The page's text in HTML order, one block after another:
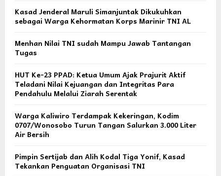
Kasad Jenderal Maruli Simanjuntak Dikukuhkan
sebagai Warga Kehormatan Korps Marinir TNI AL
Menhan Nilai TNI sudah Mampu Jawab Tantangan
Tugas
HUT Ke-23 PPAD: Ketua Umum Ajak Prajurit Aktif
Teladani Nilai Kejuangan dan Integritas Para
Pendahulu Melalui Ziarah Serentak
Warga Kaliwiro Terdampak Kekeringan, Kodim
0707/Wonosobo Turun Tangan Salurkan 3.000 Liter
Air Bersih
Pimpin Sertijab dan Alih Kodal Tiga Yonif, Kasad
Tekankan Penguatan Organisasi TNI